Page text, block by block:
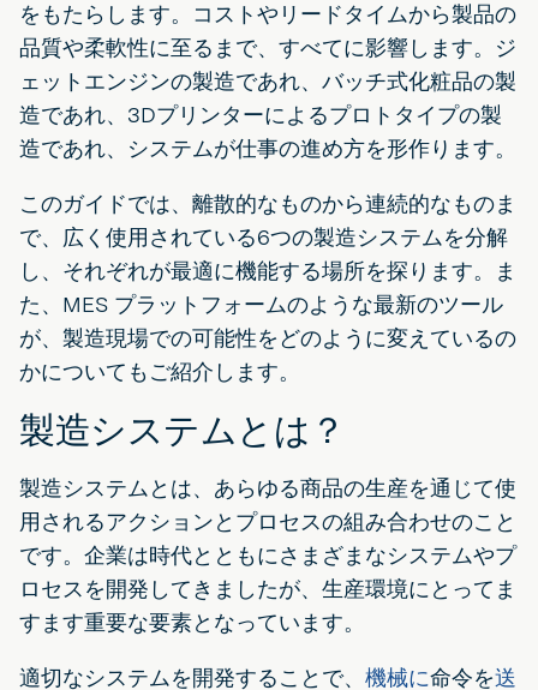
をもたらします。コストやリードタイムから製品の
品質や柔軟性に至るまで、すべてに影響します。ジ
ェットエンジンの製造であれ、バッチ式化粧品の製
造であれ、3Dプリンターによるプロトタイプの製
造であれ、システムが仕事の進め方を形作ります。
このガイドでは、離散的なものから連続的なものま
で、広く使用されている6つの製造システムを分解
し、それぞれが最適に機能する場所を探ります。ま
た、MES プラットフォームのような最新のツール
が、製造現場での可能性をどのように変えているの
かについてもご紹介します。
製造システムとは？
製造システムとは、あらゆる商品の生産を通じて使
用されるアクションとプロセスの組み合わせのこと
です。企業は時代とともにさまざまなシステムやプ
ロセスを開発してきましたが、生産環境にとってま
すます重要な要素となっています。
適切なシステムを開発することで、 機械に命令を送